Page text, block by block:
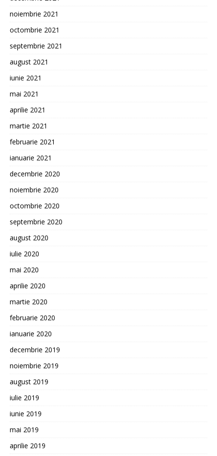
noiembrie 2021
octombrie 2021
septembrie 2021
august 2021
iunie 2021
mai 2021
aprilie 2021
martie 2021
februarie 2021
ianuarie 2021
decembrie 2020
noiembrie 2020
octombrie 2020
septembrie 2020
august 2020
iulie 2020
mai 2020
aprilie 2020
martie 2020
februarie 2020
ianuarie 2020
decembrie 2019
noiembrie 2019
august 2019
iulie 2019
iunie 2019
mai 2019
aprilie 2019